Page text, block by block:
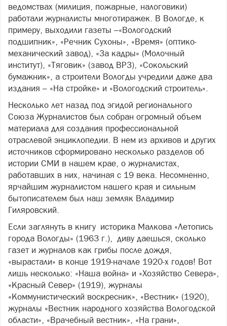
ведомствах (милиция, пожарные, налоговики)
работали журналисты многотиражек. В Вологде, к
примеру, выходили газеты –«Вологодский
подшипник», «Речник Сухоны», «Время» (оптико-
механический завод), «За кадры» (Молочный
институт), «Тяговик» (завод ВРЗ), «Сокольский
бумажник», а строители Вологды учредили даже два
издания – «На стройке» и «Вологодский строитель».
Несколько лет назад под эгидой регионального
Союза Журналистов был собран огромный объем
материала для создания профессиональной
отраслевой энциклопедии. В нем из архивов и других
источников сформировано несколько разделов об
истории СМИ в нашем крае, о журналистах,
работавших в них, начиная с 19 века. Несомненно,
ярчайшим журналистом нашего края и сильным
бытописателем был наш земляк Владимир
Гиляровский.
Если заглянуть в книгу историка Малкова «Летопись
города Вологды» (1963 г.), диву даешься, сколько
газет и журналов как грибы после дождя,
«вырастали» в конце 1919-начале 1920-х годов! Вот
лишь несколько: «Наша война» и «Хозяйство Севера»,
«Красный Север» (1919), журналы
«Коммунистический воскресник», «Вестник» (1920),
журналы «Вестник народного хозяйства Вологодской
области», «Врачебный вестник», «На грани»,